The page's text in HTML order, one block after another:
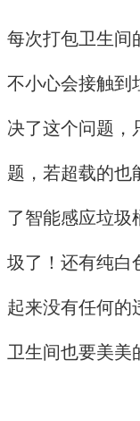
每次打包卫生间
不小心会接触到
决了这个问题，
题，若超载的也
了智能感应垃圾
圾了！还有纯白
起来没有任何的
卫生间也要美美